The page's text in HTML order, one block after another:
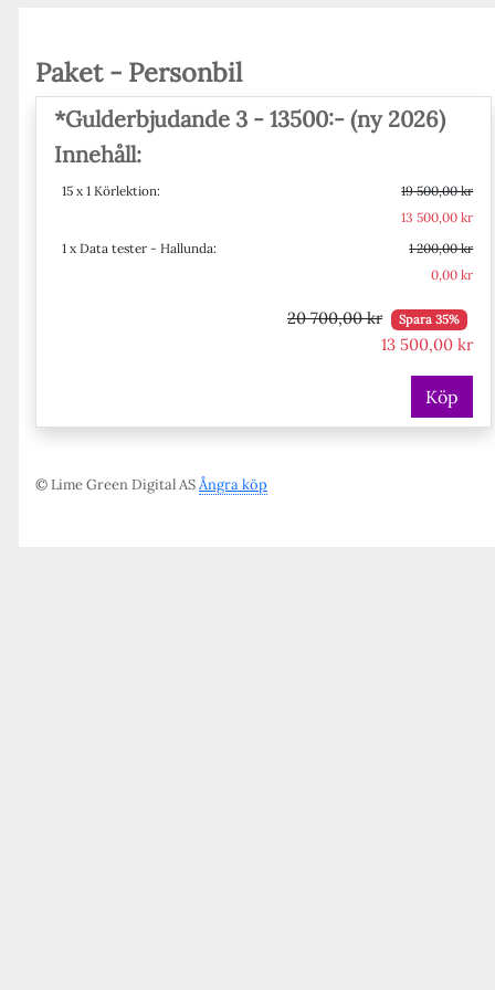
Paket - Personbil
*Gulderbjudande 3 - 13500:- (ny 2026)
Innehåll:
15 x 1 Körlektion:
19 500,00 kr
13 500,00 kr
1 x Data tester - Hallunda:
1 200,00 kr
0,00 kr
20 700,00 kr Spara 35%
13 500,00 kr
Köp
© Lime Green Digital ASÅngra köp